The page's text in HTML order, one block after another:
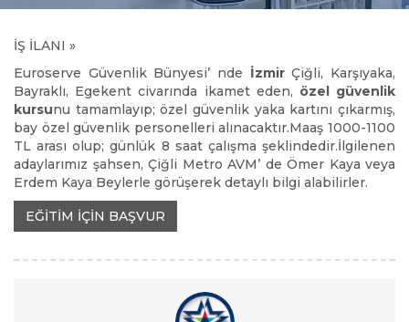
İŞ İLANI »
Euroserve Güvenlik Bünyesi’ nde İzmirÇiğli, Karşıyaka,
Bayraklı, Egekent civarında ikamet eden, özel güvenlik
kursunu tamamlayıp; özel güvenlik yaka kartını çıkarmış,
bay özel güvenlik personelleri alınacaktır.Maaş 1000-1100
TL arası olup; günlük 8 saat çalışma şeklindedir.İlgilenen
adaylarımız şahsen, Çiğli Metro AVM’ de Ömer Kaya veya
Erdem Kaya Beylerle görüşerek detaylı bilgi alabilirler.
EĞİTİM İÇİN BAŞVUR